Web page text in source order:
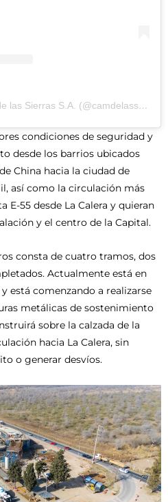
A post shared by Caminos de las Sierras S.A. (@camdelassierras)
condiciones de seguridad y
desde los barrios ubicados
China hacia la ciudad de
así como la circulación más
E-55 desde La Calera y quieran
y el centro de la Capital.
consta de cuatro tramos, dos
Actualmente está en
está comenzando a realizarse
metálicas de sostenimiento
sobre la calzada de la
hacia La Calera, sin
o generar desvíos.